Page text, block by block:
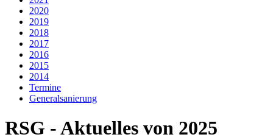
2020
2019
2018
2017
2016
2015
2014
Termine
Generalsanierung
RSG - Aktuelles von 2025